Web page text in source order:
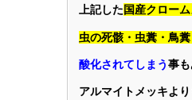
上記した国産クロー
虫の死骸・虫糞・鳥
酸化されてしまう事も
アルマイトメッキより